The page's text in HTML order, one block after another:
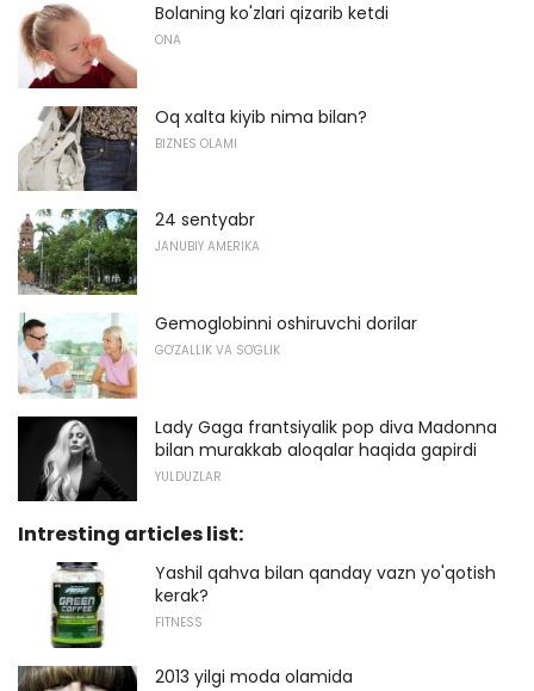
Bolaning ko'zlari qizarib ketdi
ONA
Oq xalta kiyib nima bilan?
BIZNES OLAMI
24 sentyabr
JANUBIY AMERIKA
Gemoglobinni oshiruvchi dorilar
GO'ZALLIK VA SO'GLIK
Lady Gaga frantsiyalik pop diva Madonna
bilan murakkab aloqalar haqida gapirdi
YULDUZLAR
Intresting articles list:
Yashil qahva bilan qanday vazn yo'qotish
kerak?
FITNESS
2013 yilgi moda olamida